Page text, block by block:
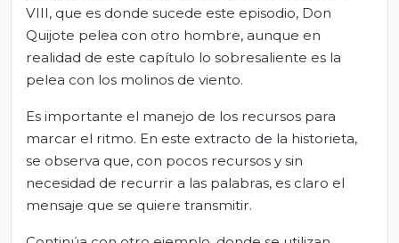
VIII, que es donde sucede este episodio, Don
Quijote pelea con otro hombre, aunque en
realidad de este capítulo lo sobresaliente es la
pelea con los molinos de viento.
Es importante el manejo de los recursos para
marcar el ritmo. En este extracto de la historieta,
se observa que, con pocos recursos y sin
necesidad de recurrir a las palabras, es claro el
mensaje que se quiere transmitir.